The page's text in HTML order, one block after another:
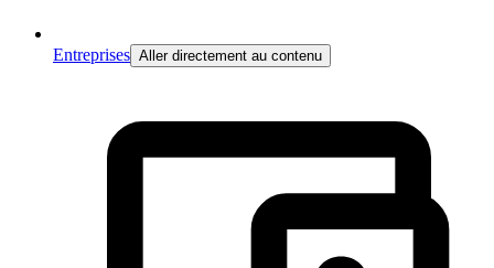
Entreprises Aller directement au contenu